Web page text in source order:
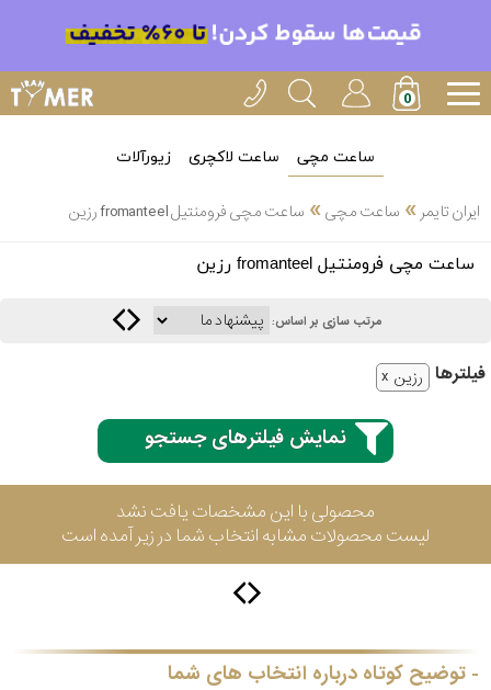
ساعت مچی ساعت لاکچری زیورآلات
ایران تایمر » ساعت مچی» ساعت مچی فرومنتیل fromanteel رزین
ساعت مچی فرومنتیل fromanteel رزین
مرتب سازی بر اساس:
فیلتر‌ها رزین
نمایش فیلترهای جستجو
محصولی با این مشخصات یافت نشد
لیست محصولات مشابه انتخاب شما در زیر آمده است
توضیح کوتاه درباره انتخاب های شما
انتخاب
بین 3
3
سیکو
سیتیزن
اورینت